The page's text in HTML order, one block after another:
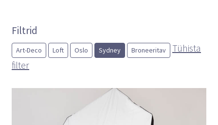
Filtrid
Art-Deco Loft Oslo Sydney Broneeritav
Tühista
filter